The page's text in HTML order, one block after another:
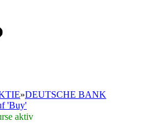
»DEUTSCHE BANK
'Buy'
aktiv